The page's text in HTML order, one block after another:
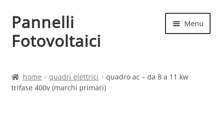
Vai
alla
navigazione
Vai
al
contenuto
Pannelli
Fotovoltaici
Menu
Cart
home quadri elettrici
quadro ac – da 8 a 11 kw
trifase 400v (marchi primari)